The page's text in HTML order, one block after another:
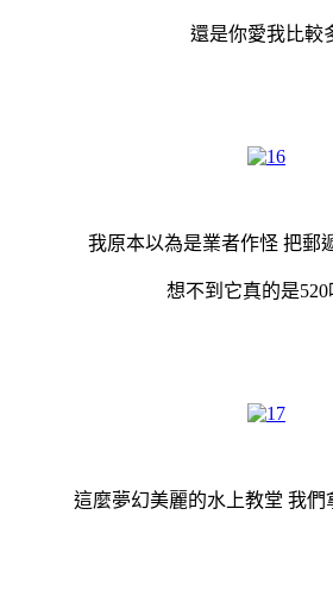
還是你愛我比較
我原本以為是業者作怪 把郵
想不到它真的是520
這麼夢幻美麗的水上教堂 我們